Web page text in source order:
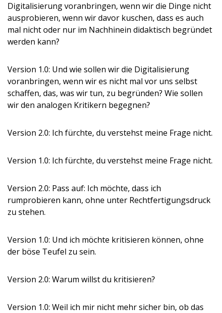
Digitalisierung voranbringen, wenn wir die Dinge nicht
ausprobieren, wenn wir davor kuschen, dass es auch
mal nicht oder nur im Nachhinein didaktisch begründet
werden kann?
Version 1.0: Und wie sollen wir die Digitalisierung
voranbringen, wenn wir es nicht mal vor uns selbst
schaffen, das, was wir tun, zu begründen? Wie sollen
wir den analogen Kritikern begegnen?
Version 2.0: Ich fürchte, du verstehst meine Frage nicht.
Version 1.0: Ich fürchte, du verstehst meine Frage nicht.
Version 2.0: Pass auf: Ich möchte, dass ich
rumprobieren kann, ohne unter Rechtfertigungsdruck
zu stehen.
Version 1.0: Und ich möchte kritisieren können, ohne
der böse Teufel zu sein.
Version 2.0: Warum willst du kritisieren?
Version 1.0: Weil ich mir nicht mehr sicher bin, ob das